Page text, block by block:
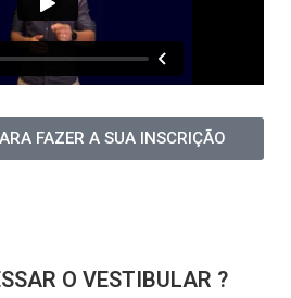
FAZER A SUA INSCRIÇÃO
O VESTIBULAR ?